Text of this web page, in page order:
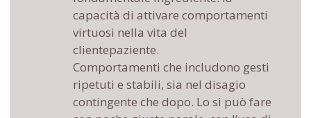
capacità di attivare comportamenti
virtuosi nella vita del
clientepaziente.
Comportamenti che includono gesti
ripetuti e stabili, sia nel disagio
contingente che dopo. Lo si può fare